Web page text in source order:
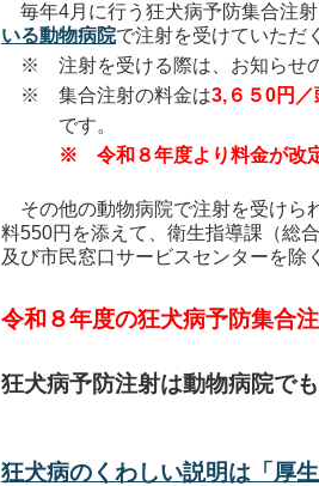
毎年4月に行う狂犬病予防集合注
いる動物病院で注射を受けていただ
※ 注射を受ける際は、お知らせ
※ 集合注射の料金は3,６５0円／
です。
※ 令和８年度より料金が改
その他の動物病院で注射を受けら
料550円を添えて、衛生指導課（総
及び市民窓口サービスセンターを
令和８年度の狂犬病予防集合
狂犬病予防注射は動物病院で
狂犬病のくわしい説明は「厚